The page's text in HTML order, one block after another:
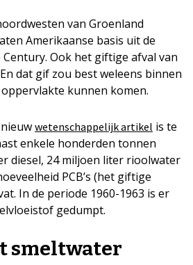
van Groenland
Amerikaanse basis uit de
Century. Ook het giftige afval van
dat gif zou best weleens binnen
kunnen komen.
wetenschappelijk artikel is te
enkele honderden tonnen
diesel, 24 miljoen liter rioolwater
PCB’s (het giftige
In de periode 1960-1963 is er
gedumpt.
smeltwater